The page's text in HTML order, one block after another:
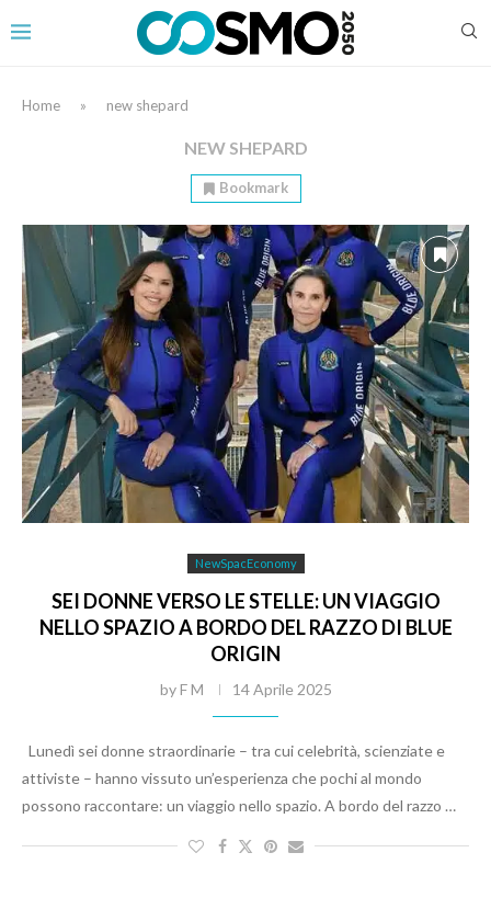
Home » new shepard
NEW SHEPARD
Bookmark
NewSpacEconomy
SEI DONNE VERSO LE STELLE: UN VIAGGIO
NELLO SPAZIO A BORDO DEL RAZZO DI BLUE
ORIGIN
byF M 14 Aprile 2025
Lunedì sei donne straordinarie – tra cui celebrità, scienziate e
attiviste – hanno vissuto un’esperienza che pochi al mondo
possono raccontare: un viaggio nello spazio. A bordo del razzo …